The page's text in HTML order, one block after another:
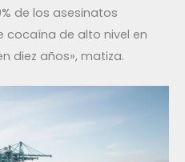
de los asesinatos
de alto nivel en
diez años», matiza.